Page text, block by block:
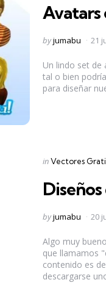
Avatars
Posted
byjumabu 21
Un lindo set de
tal o bien
para diseñar
Categories
Posted
in Vectores
Posted
byjumabu 20
Algo muy
que llamamos
contenido es
descargarse